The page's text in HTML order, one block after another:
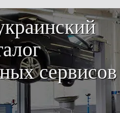
сервисов